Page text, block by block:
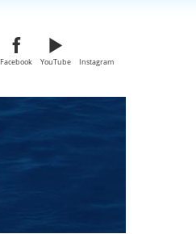
Facebook YouTube Instagram